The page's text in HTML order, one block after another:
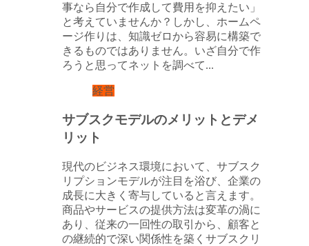
事なら自分で作成して費用を抑えたい」
と考えていませんか？しかし、ホームペ
ージ作りは、知識ゼロから容易に構築で
きるものではありません。いざ自分で作
ろうと思ってネットを調べて...
経営
サブスクモデルのメリットとデメ
リット
現代のビジネス環境において、サブスク
リプションモデルが注目を浴び、企業の
成長に大きく寄与していると言えます。
商品やサービスの提供方法は変革の渦に
あり、従来の一回性の取引から、顧客と
の継続的で深い関係性を築くサブスクリ